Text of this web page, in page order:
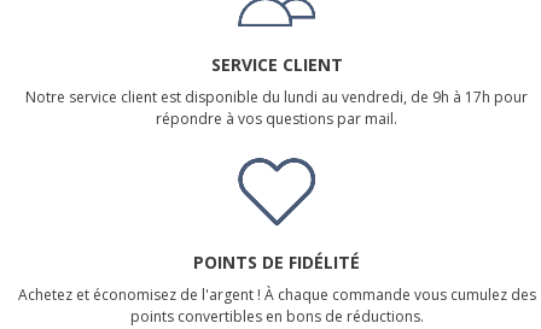
SERVICE CLIENT
Notre service client est disponible du lundi au vendredi, de 9h à 17h pour
répondre à vos questions par mail.
POINTS DE FIDÉLITÉ
Achetez et économisez de l'argent ! À chaque commande vous cumulez des
points convertibles en bons de réductions.